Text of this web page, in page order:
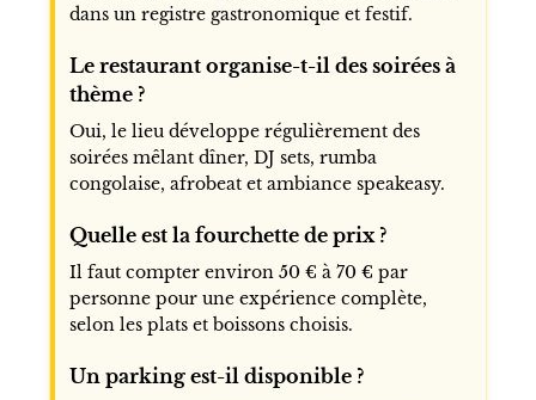
dans un registre gastronomique et festif.
Le restaurant organise-t-il des soirées à
thème ?
Oui, le lieu développe régulièrement des
soirées mêlant dîner, DJ sets, rumba
congolaise, afrobeat et ambiance speakeasy.
Quelle est la fourchette de prix ?
Il faut compter environ 50 € à 70 € par
personne pour une expérience complète,
selon les plats et boissons choisis.
Un parking est-il disponible ?